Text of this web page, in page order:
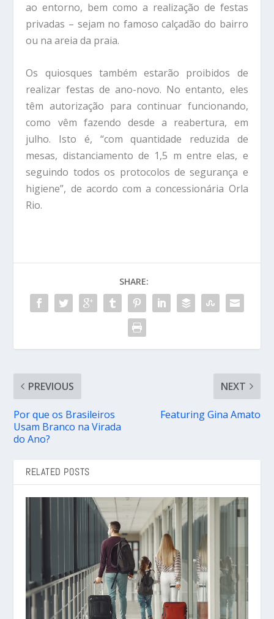
ao entorno, bem como a realização de festas
privadas – sejam no famoso calçadão do bairro
ou na areia da praia.
Os quiosques também estarão proibidos de
realizar festas de ano-novo. No entanto, eles
têm autorização para continuar funcionando,
como vêm fazendo desde a reabertura, em
julho. Isto é, “com quantidade reduzida de
mesas, distanciamento de 1,5 m entre elas, e
seguindo todos os protocolos de segurança e
higiene”, de acordo com a concessionária Orla
Rio.
SHARE:
PREVIOUS
Por que os Brasileiros
Usam Branco na Virada
do Ano?
NEXT
Featuring Gina Amato
RELATED POSTS